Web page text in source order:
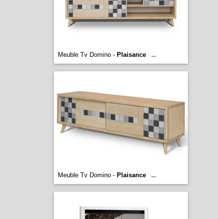
Meuble Tv Domino - Plaisance ...
Meuble Tv Domino - Plaisance ...